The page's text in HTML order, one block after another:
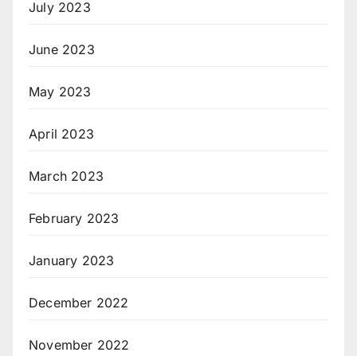
July 2023
June 2023
May 2023
April 2023
March 2023
February 2023
January 2023
December 2022
November 2022